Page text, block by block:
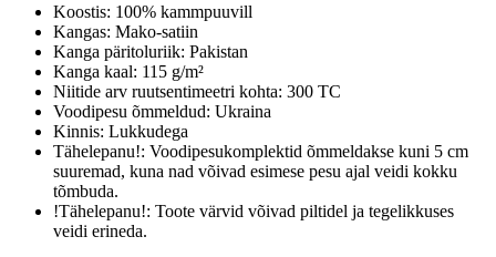
Koostis: 100% kammpuuvill
Kangas: Mako-satiin
Kanga päritoluriik: Pakistan
Kanga kaal: 115 g/m²
Niitide arv ruutsentimeetri kohta: 300 TC
Voodipesu õmmeldud: Ukraina
Kinnis: Lukkudega
Tähelepanu!: Voodipesukomplektid õmmeldakse kuni 5 cm
suuremad, kuna nad võivad esimese pesu ajal veidi kokku
tõmbuda.
!Tähelepanu!: Toote värvid võivad piltidel ja tegelikkuses
veidi erineda.